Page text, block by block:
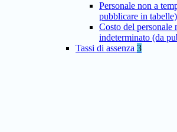
Personale non a
pubblicare in tabelle)
Costo del personale
indeterminato (da
Tassi di assenza 3